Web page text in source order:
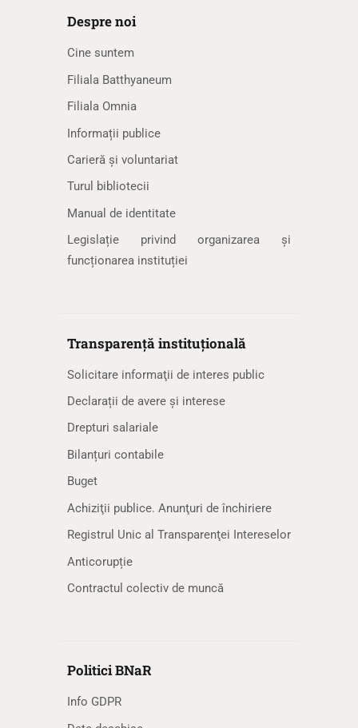
Despre noi
Cine suntem
Filiala Batthyaneum
Filiala Omnia
Informații publice
Carieră și voluntariat
Turul bibliotecii
Manual de identitate
Legislație privind organizarea și
funcționarea instituției
Transparență instituțională
Solicitare informaţii de interes public
Declarații de avere și interese
Drepturi salariale
Bilanțuri contabile
Buget
Achiziţii publice. Anunţuri de închiriere
Registrul Unic al Transparenţei Intereselor
Anticorupție
Contractul colectiv de muncă
Politici BNaR
Info GDPR